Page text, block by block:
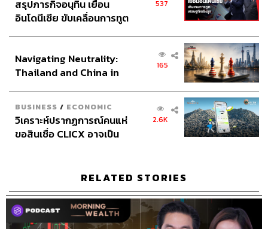
สรุปภารกิจอนุทิน เยือน
อินโดนีเซีย ขับเคลื่อนการทูต
อินโดนีเซีย
537
Navigating Neutrality:
Thailand and China in
165
BUSINESS / ECONOMIC
วิเคราะห์ปรากฏการณ์คนแห่
ขอสินเชื่อ CLICX อาจเป็น
2.6K
RELATED STORIES